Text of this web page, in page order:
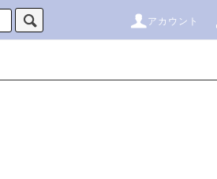
アカウント